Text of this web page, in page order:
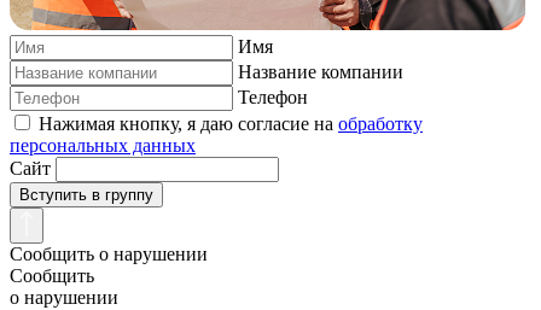
Имя
Название компании
Телефон
Нажимая кнопку, я даю согласие на обработку
персональных данных
Сайт
Вступить в группу
Сообщить о нарушении
Сообщить
о нарушении